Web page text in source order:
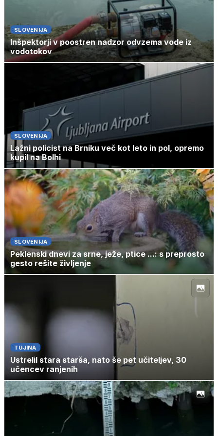
SLOVENIJA
Inšpektorji v poostren nadzor odvzema vode iz
vodotokov
SLOVENIJA
Lažni policist na Brniku več kot leto in pol, opremo
kupil na Bolhi
SLOVENIJA
Peklenski dnevi za srne, ježe, ptice ...: s preprosto
gesto rešite življenje
TUJINA
Ustrelil stara starša, nato še pet učiteljev, 30
učencev ranjenih